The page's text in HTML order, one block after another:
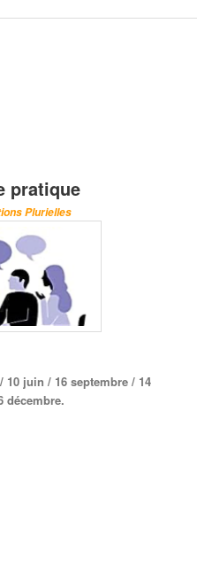
pratique
Plurielles
/ 10 juin / 16 septembre / 14
décembre.